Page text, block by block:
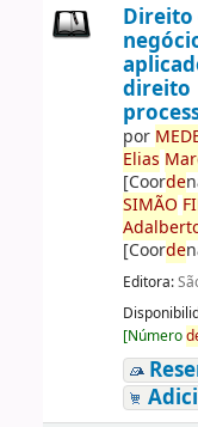
Direito
direito
por ME
Elias
[Coorde
SIMÃO
[Coorde
Editora:
[Número